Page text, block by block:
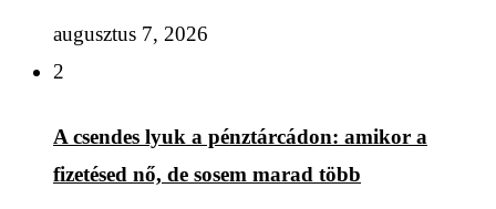
augusztus 7, 2026
2
A csendes lyuk a pénztárcádon: amikor a
fizetésed nő, de sosem marad több